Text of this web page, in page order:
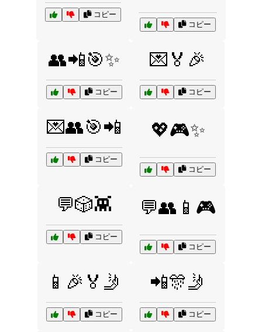
コピー
コピー
👥📲🎯✨
コピー
💌🏅🎉
コピー
💌👥🎯📲
コピー
💖🎮✨
コピー
💬🎲👾
コピー
💬👥📱🎮
コピー
📱🎉🏅🤳
コピー
📲🎊🤳
コピー